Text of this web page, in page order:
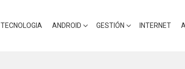
TECNOLOGIA ANDROID GESTIÓN INTERNET